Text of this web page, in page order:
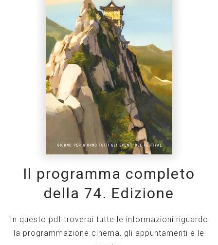
Il programma completo
della 74. Edizione
In questo pdf troverai tutte le informazioni riguardo
la programmazione cinema, gli appuntamenti e le